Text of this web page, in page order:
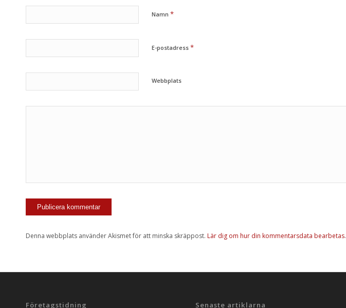
Namn *
E-postadress *
Webbplats
Denna webbplats använder Akismet för att minska skräppost. Lär dig om hur din kommentarsdata bearbetas.
Företagstidning Senaste artiklarna